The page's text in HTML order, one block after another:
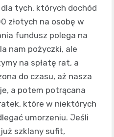
tych, których dochód
złotych na osobę w
fundusz polega na
nam pożyczki, ale
na spłatę rat, a
do czasu, aż nasza
a potem potrącana
które w niektórych
umorzeniu. Jeśli
szklany sufit,